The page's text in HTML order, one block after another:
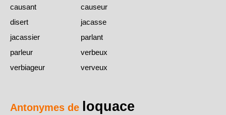
causant
causeur
disert
jacasse
jacassier
parlant
parleur
verbeux
verbiageur
verveux
Antonymes de loquace